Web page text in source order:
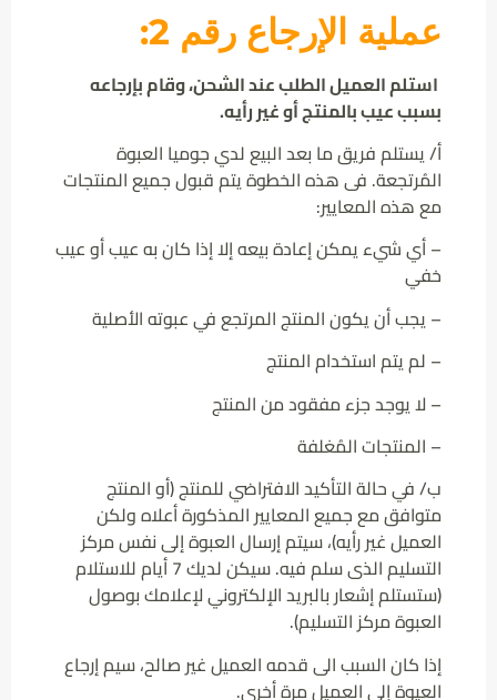
عملية الإرجاع رقم 2:
استلم العميل الطلب عند الشحن، وقام بإرجاعه
بسبب عيب بالمنتج أو غير رأيه.
أ/ يستلم فريق ما بعد البيع لدي جوميا العبوة
المُرتجعة. فى هذه الخطوة يتم قبول جميع المنتجات
مع هذه المعايير:
– أي شيء يمكن إعادة بيعه إلا إذا كان به عيب أو عيب
خفي
– يجب أن يكون المنتج المرتجع في عبوته الأصلية
– لم يتم استخدام المنتج
– لا يوجد جزء مفقود من المنتج
– المنتجات المُغلفة
ب/ في حالة التأكيد الافتراضي للمنتج (أو المنتج
متوافق مع جميع المعايير المذكورة أعلاه ولكن
العميل غير رأيه)، سيتم إرسال العبوة إلى نفس مركز
التسليم الذى سلم فيه. سيكن لديك 7 أيام للاستلام
(ستستلم إشعار بالبريد الإلكتروني لإعلامك بوصول
العبوة مركز التسليم).
إذا كان السبب الى قدمه العميل غير صالح، سيم إرجاع
العيوة إلى العميل مرة أخري.